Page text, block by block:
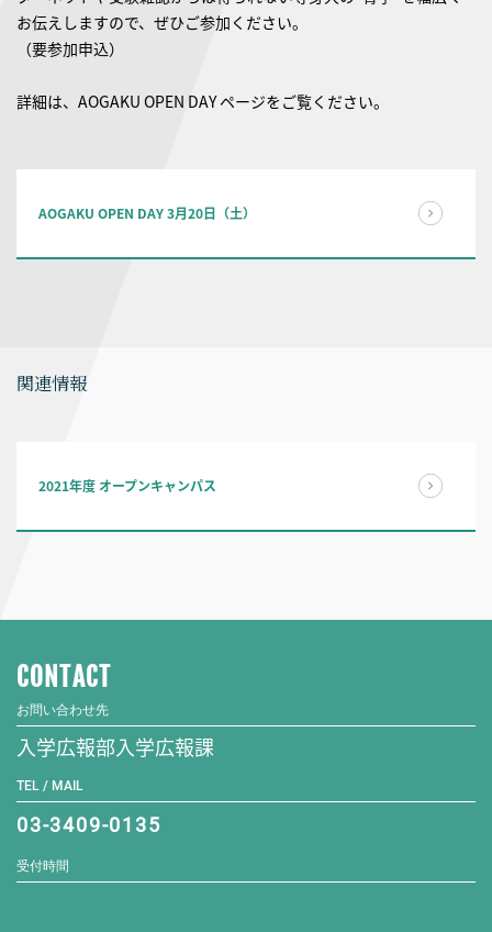
お伝えしますので、ぜひご参加ください。
（要参加申込）
詳細は、AOGAKU OPEN DAY ページをご覧ください。
AOGAKU OPEN DAY 3月20日（土）
関連情報
2021年度 オープンキャンパス
CONTACT
お問い合わせ先
入学広報部入学広報課
TEL / MAIL
03-3409-0135
受付時間